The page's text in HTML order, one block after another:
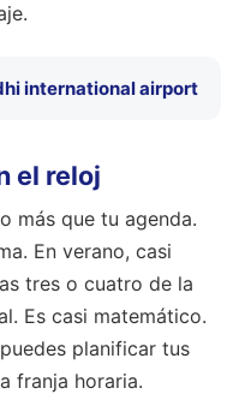
international airport
el reloj
más que tu agenda.
En verano, casi
tres o cuatro de la
Es casi matemático.
planificar tus
franja horaria.